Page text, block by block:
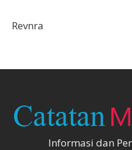
Revnra
Informasi dan